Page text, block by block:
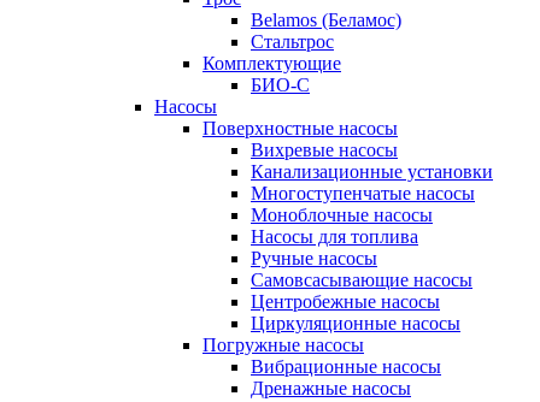
Belamos (Беламос)
Стальтрос
Комплектующие
БИО-С
Насосы
Поверхностные насосы
Вихревые насосы
Канализационные установки
Многоступенчатые насосы
Моноблочные насосы
Насосы для топлива
Ручные насосы
Самовсасывающие насосы
Центробежные насосы
Циркуляционные насосы
Погружные насосы
Вибрационные насосы
Дренажные насосы